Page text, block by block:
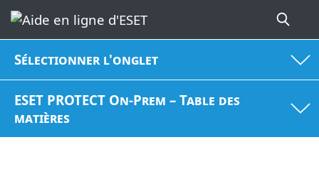
Sélectionner l'onglet
ESET PROTECT On-Prem – Table des
matières